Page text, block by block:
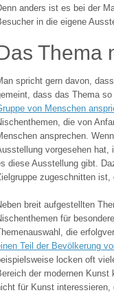
anders ist es bei der
in die eigene
Thema
spricht gern davon,
dass das Thema
von Menschen
die von
ansprechen.
vorgesehen hat,
diese Ausstellung gibt.
zugeschnitten ist,
breit aufgestellten
für
die
Teil der Bevölkerung
locken oft
der modernen
für Kunst